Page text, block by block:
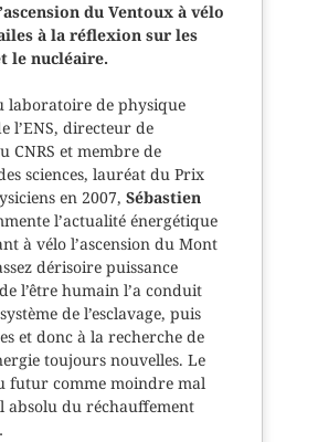
du Ventoux à vélo
à la réflexion sur les
le nucléaire.
laboratoire de physique
l’ENS, directeur de
CNRS et membre de
sciences, lauréat du Prix
en 2007, Sébastien
l’actualité énergétique
à vélo l’ascension du Mont
dérisoire puissance
l’être humain l’a conduit
de l’esclavage, puis
et donc à la recherche de
toujours nouvelles. Le
futur comme moindre mal
absolu du réchauffement